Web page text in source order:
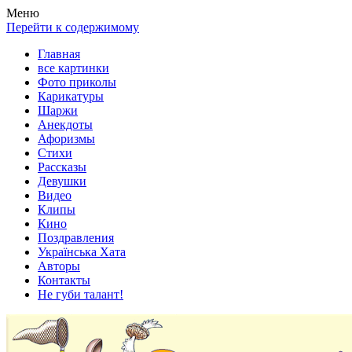
Весела хата — прикольные картинки, смешные истории, клипы!
Покажем всем ваши фото приколы, карикатуры, шаржи, стихи,
Меню
Перейти к содержимому
Главная
все картинки
Фото приколы
Карикатуры
Шаржи
Анекдоты
Афоризмы
Стихи
Рассказы
Девушки
Видео
Клипы
Кино
Поздравления
Українська Хата
Авторы
Контакты
Не губи талант!